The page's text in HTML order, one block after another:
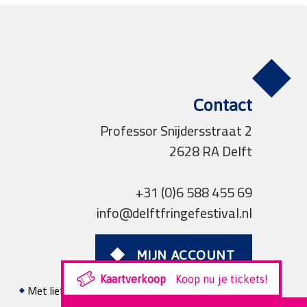
Kaartverkoop Koop nu je tickets!
Contact
Professor Snijdersstraat 2
2628 RA Delft
+31 (0)6 588 455 69
info@delftfringefestival.nl
MIJN ACCOUNT
Met liefde voor theater gerealiseerd doorStudio